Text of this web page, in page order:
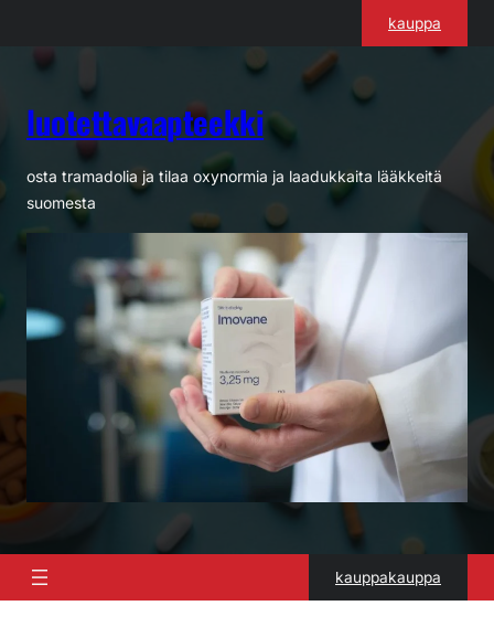
kauppa
luotettavaapteekki
osta tramadolia ja tilaa oxynormia ja laadukkaita lääkkeitä
suomesta
kauppakauppa